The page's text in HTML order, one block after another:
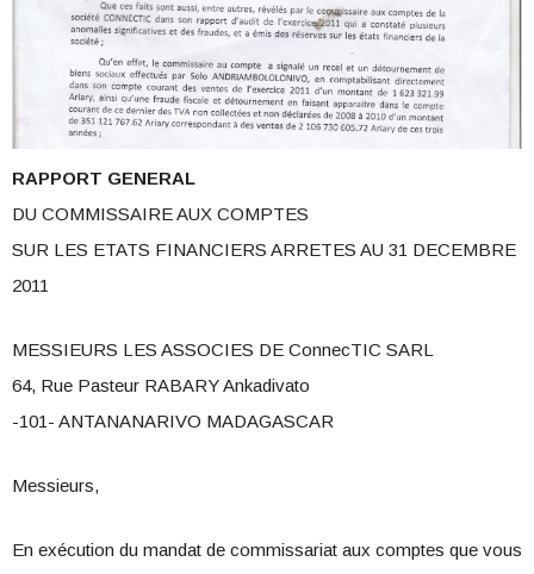
RAPPORT GENERAL
DU COMMISSAIRE AUX COMPTES
SUR LES ETATS FINANCIERS ARRETES AU 31 DECEMBRE
2011
MESSIEURS LES ASSOCIES DE ConnecTIC SARL
64, Rue Pasteur RABARY Ankadivato
-101- ANTANANARIVO MADAGASCAR
Messieurs,
En exécution du mandat de commissariat aux comptes que vous